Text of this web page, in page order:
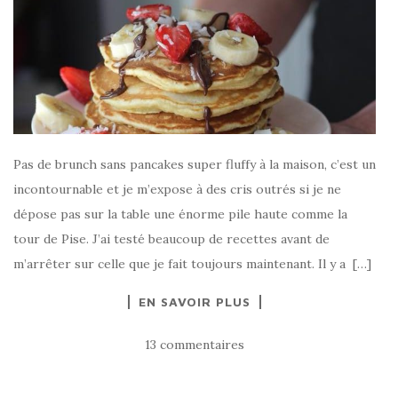
Pas de brunch sans pancakes super fluffy à la maison, c’est un
incontournable et je m’expose à des cris outrés si je ne
dépose pas sur la table une énorme pile haute comme la
tour de Pise. J’ai testé beaucoup de recettes avant de
m’arrêter sur celle que je fait toujours maintenant. Il y a […]
EN SAVOIR PLUS
13 commentaires